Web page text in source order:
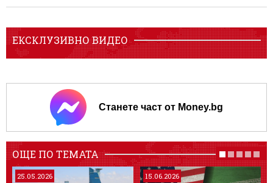
ЕКСКЛУЗИВНО ВИДЕО
Станете част от Money.bg
ОЩЕ ПО ТЕМАТА
25.05.2026 15.06.2026